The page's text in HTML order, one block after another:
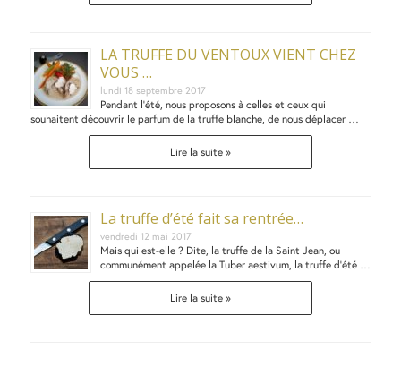
LA TRUFFE DU VENTOUX VIENT CHEZ
VOUS …
lundi 18 septembre 2017
Pendant l’été, nous proposons à celles et ceux qui
souhaitent découvrir le parfum de la truffe blanche, de nous déplacer …
Lire la suite »
La truffe d’été fait sa rentrée…
vendredi 12 mai 2017
Mais qui est-elle ? Dite, la truffe de la Saint Jean, ou
communément appelée la Tuber aestivum, la truffe d’été …
Lire la suite »